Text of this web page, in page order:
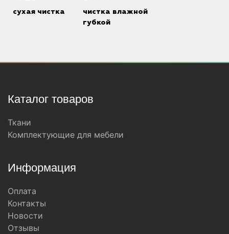
сухая чистка
чистка влажной
губкой
Каталог товаров
Ткани
Комплектующие для мебели
Информация
Оплата
Контакты
Новости
Отзывы